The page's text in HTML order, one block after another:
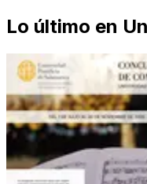
Lo último en